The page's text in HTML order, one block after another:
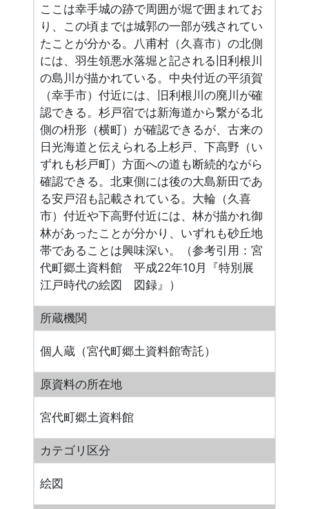
ここは幸手城の跡で周囲が堀で囲まれてお
り、この頃までは城郭の一部が残されてい
たことが分かる。八甫村（久喜市）の北側
には、羽生領悪水落堀と記される旧利根川
の島川が描かれている。中央付近の平須賀
（幸手市）付近には、旧利根川の廃川が確
認できる。杉戸宿では新海道から繋がる北
側の枡形（横町）が確認できるが、古来の
日光海道と伝えられる上杉戸、下高野（い
ずれも杉戸町）方面への道も断続的ながら
確認できる。北東側には後の大島新田であ
る安戸沼も記載されている。大輪（久喜
市）付近や下高野付近には、林が描かれ御
林があったことが分かり、いずれも砂丘地
帯であることは興味深い。（参考引用：宮
代町郷土資料館 平成22年10月『特別展
江戸時代の絵図 図録』）
所蔵機関
個人蔵（宮代町郷土資料館寄託）
原資料の所在地
宮代町郷土資料館
カテゴリ区分
絵図